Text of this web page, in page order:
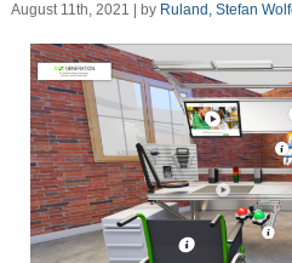
August 11th, 2021 | by Ruland, Stefan